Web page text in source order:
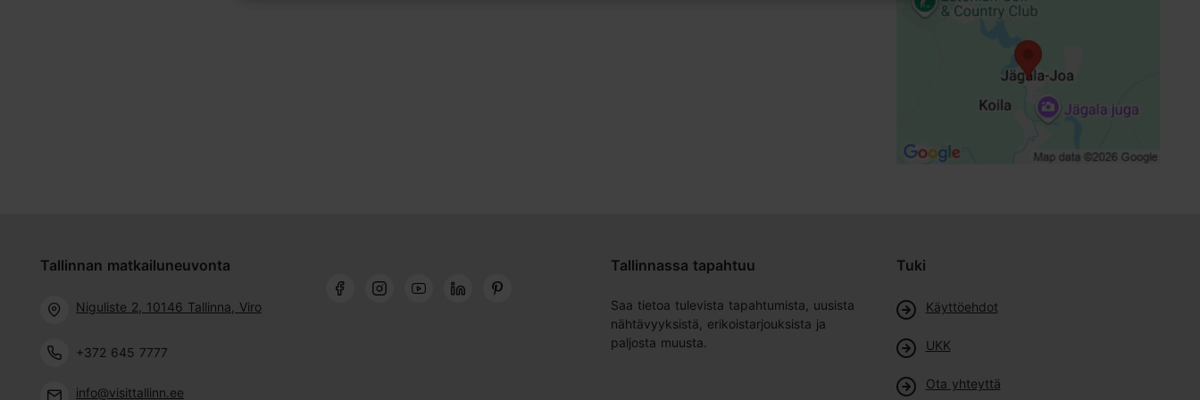
Tallinnan matkailuneuvonta
Niguliste 2, 10146 Tallinna, Viro
+372 645 7777
info@visittallinn.ee
Tallinnassa tapahtuu
Saa tietoa tulevista tapahtumista, uusista
nähtävyyksistä, erikoistarjouksista ja
paljosta muusta.
Tuki
Käyttöehdot
UKK
Ota yhteyttä